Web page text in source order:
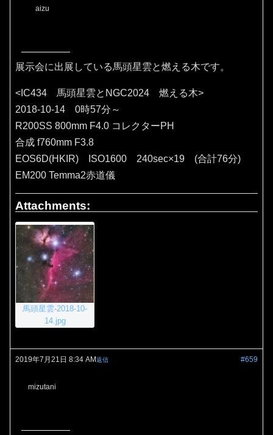
aizu
展示会に出展している馬頭星雲と燃える木です。
<IC434 馬頭星雲とNGC2024 燃える木>
2018-10-14 0時57分～
R200SS 800mm F4.0 コレクターPH
合成 f760mm F3.8
EOS6D(HKIR) ISO1600 240sec×19 (合計76分)
EM200 Temma2赤道儀
Attachments:
馬頭星雲-2018-10-
14.jpg
2019年7月21日 8:34 AM #659
返信
mizutani